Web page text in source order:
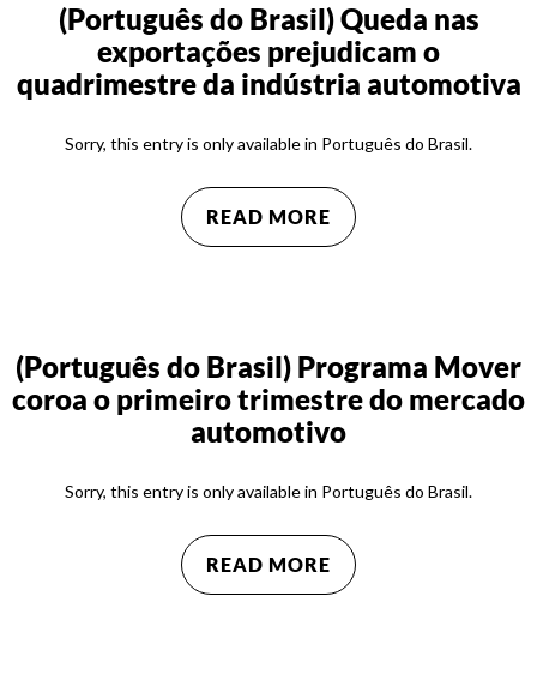
(Português do Brasil) Queda nas
exportações prejudicam o
quadrimestre da indústria automotiva
Sorry, this entry is only available in Português do Brasil.
READ MORE
(Português do Brasil) Programa Mover
coroa o primeiro trimestre do mercado
automotivo
Sorry, this entry is only available in Português do Brasil.
READ MORE